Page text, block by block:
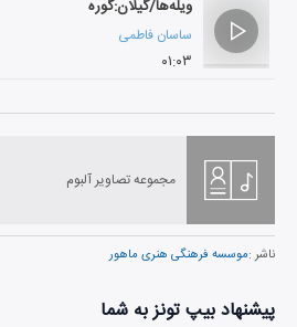
ویله‌ها/گیلان:گوره
ساسان فاطمی
۰۱:۰۳
مجموعه تصاویر آلبوم
ناشر :موسسه فرهنگی هنری ماهور
پیشنهاد بیپ تونز به شما